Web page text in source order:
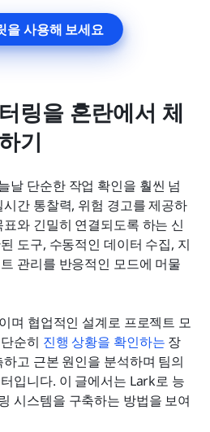
을 사용해 보세요
링을 혼란에서 체
기
날 단순한 작업 확인을 훨씬 넘
간 통찰력, 위험 경고를 제공하
와 긴밀히 연결되도록 하는 신
도구, 수동적인 데이터 수집, 지
관리를 반응적인 모드에 머물
며 협업적인 설계로 프로젝트 모
순히 진행 상황을 확인하는 장
고 근본 원인을 분석하며 팀의
입니다. 이 글에서는 Lark로 능
시스템을 구축하는 방법을 보여